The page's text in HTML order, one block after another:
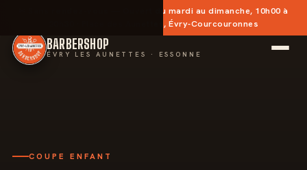
— Ouvert du mardi au dimanche, 10h00 à
20h30 · Place des Aunettes, Évry-Courcouronnes
BARBERSHOP
ÉVRY LES AUNETTES · ESSONNE
COUPE ENFANT